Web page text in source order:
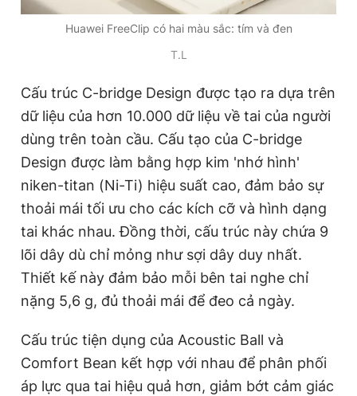
Tổng biên tập: Nguyễn Ngọc Toàn
Phó tổng biên tập thường trực: Hải Thành
Phó tổng biên tập: Lâm Hiếu Dũng
Phó tổng biên tập: Trần Việt Hưng
Giấy phép xuất bản số 110/GP - BTTTT cấp ngày 24.3.2020
chép dưới mọi hình thức nếu không có sự chấp thuận bằng văn
bản. Phát triển bởi ePi Technologies, JSC.
Huawei FreeClip có hai màu sắc: tím và đen
T.L
Cấu trúc C-bridge Design được tạo ra dựa trên
dữ liệu của hơn 10.000 dữ liệu về tai của người
dùng trên toàn cầu. Cấu tạo của C-bridge
Design được làm bằng hợp kim 'nhớ hình'
niken-titan (Ni-Ti) hiệu suất cao, đảm bảo sự
thoải mái tối ưu cho các kích cỡ và hình dạng
tai khác nhau. Đồng thời, cấu trúc này chứa 9
lõi dây dù chỉ mỏng như sợi dây duy nhất.
Thiết kế này đảm bảo mỗi bên tai nghe chỉ
nặng 5,6 g, đủ thoải mái để đeo cả ngày.
Cấu trúc tiện dụng của Acoustic Ball và
Comfort Bean kết hợp với nhau để phân phối
áp lực qua tai hiệu quả hơn, giảm bớt cảm giác